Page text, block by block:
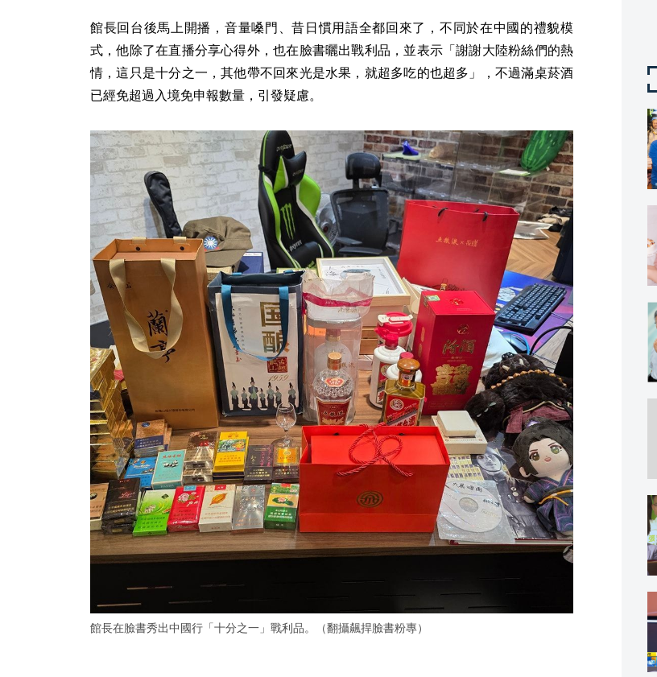
館長回台後馬上開播，音量嗓門、昔日慣用語全都回來了，不同於在中國的禮貌模
式，他除了在直播分享心得外，也在臉書曬出戰利品，並表示「謝謝大陸粉絲們的熱
情，這只是十分之一，其他帶不回來光是水果，就超多吃的也超多」，不過滿桌菸酒
已經免超過入境免申報數量，引發疑慮。
館長在臉書秀出中國行「十分之一」戰利品。（翻攝飆捍臉書粉專）